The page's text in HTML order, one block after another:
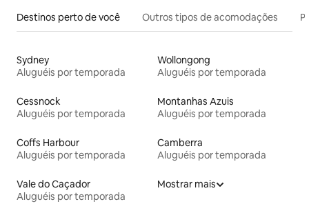
Destinos perto de você Outros tipos de acomodações
Sydney
Aluguéis por temporada
Wollongong
Aluguéis por temporada
Cessnock
Aluguéis por temporada
Montanhas Azuis
Aluguéis por temporada
Coffs Harbour
Aluguéis por temporada
Camberra
Aluguéis por temporada
Vale do Caçador
Aluguéis por temporada
Mostrar mais